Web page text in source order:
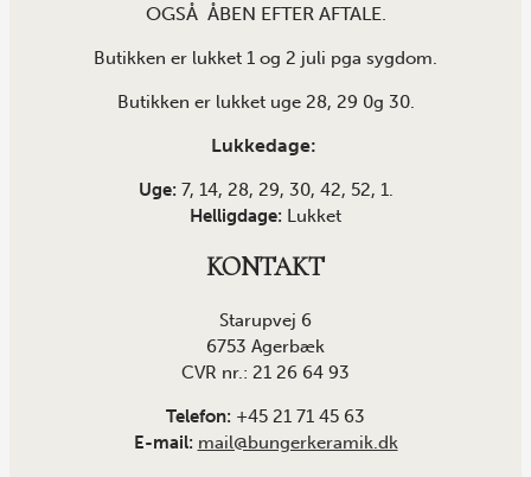
OGSÅ ÅBEN EFTER AFTALE.
Butikken er lukket 1 og 2 juli pga sygdom.
Butikken er lukket uge 28, 29 0g 30.
Lukkedage:
Uge: 7, 14, 28, 29, 30, 42, 52, 1.
Helligdage: Lukket
KONTAKT
Starupvej 6
6753 Agerbæk
CVR nr.: 21 26 64 93
Telefon: +45 21 71 45 63
E-mail: mail@bungerkeramik.dk